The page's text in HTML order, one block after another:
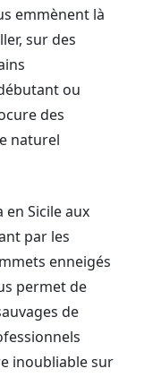
emmènent là
sur des
ou
des
naturel
en Sicile aux
par les
enneigés
permet de
de
inoubliable sur